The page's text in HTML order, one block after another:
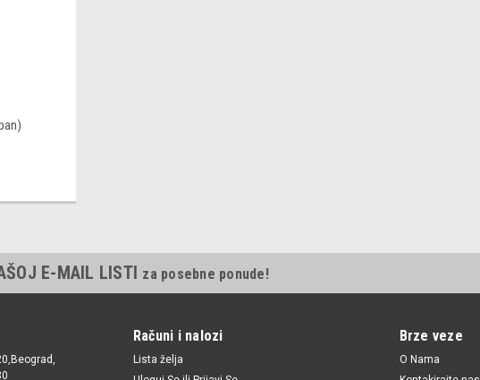
E-MAIL LISTI za posebne ponude!
Računi i nalozi
Lista želja
Brze veze
O Nama